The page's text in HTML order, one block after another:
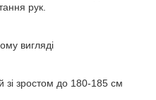
рук.
вигляді
зі зростом до 180-185 см